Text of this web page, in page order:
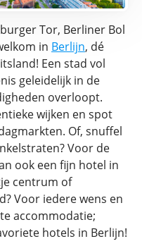
Tor, Berliner Bol
in Berlijn, dé
Een stad vol
geleidelijk in de
overloopt.
wijken en spot
Of, snuffel
Voor de
ook een fijn hotel in
centrum of
Voor iedere wens en
accommodatie;
hotels in Berlijn!